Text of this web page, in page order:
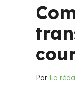
Par La